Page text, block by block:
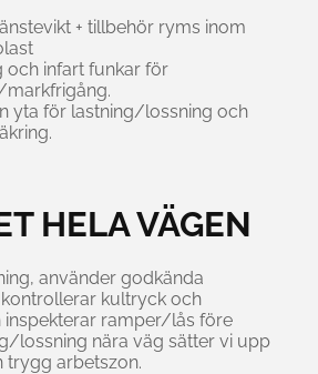
+ tillbehör ryms inom
och infart funkar för
yta för lastning/lossning och
HELA VÄGEN
använder godkända
kultryck och
inspekterar ramper/lås före
lossning nära väg sätter vi upp
trygg arbetszon.